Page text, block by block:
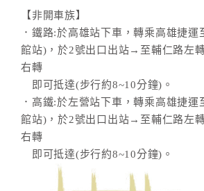
【非開車族】
．鐵路:於高雄站下車，轉乘高雄捷運
館站)，於2號出口出站→至輔仁路左
右轉
即可抵達(步行約8~10分鐘)。
．高鐵:於左營站下車，轉乘高雄捷運
館站)，於2號出口出站→至輔仁路左
右轉
即可抵達(步行約8~10分鐘)。